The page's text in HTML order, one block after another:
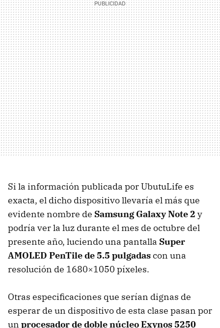
Si la información publicada por UbutuLife es
exacta, el dicho dispositivo llevaría el más que
evidente nombre de Samsung Galaxy Note 2 y
podría ver la luz durante el mes de octubre del
presente año, luciendo una pantalla Super
AMOLED PenTile de 5.5 pulgadascon una
resolución de 1680×1050 píxeles.
Otras especificaciones que serían dignas de
esperar de un dispositivo de esta clase pasan por
un procesador de doble núcleo Exynos 5250